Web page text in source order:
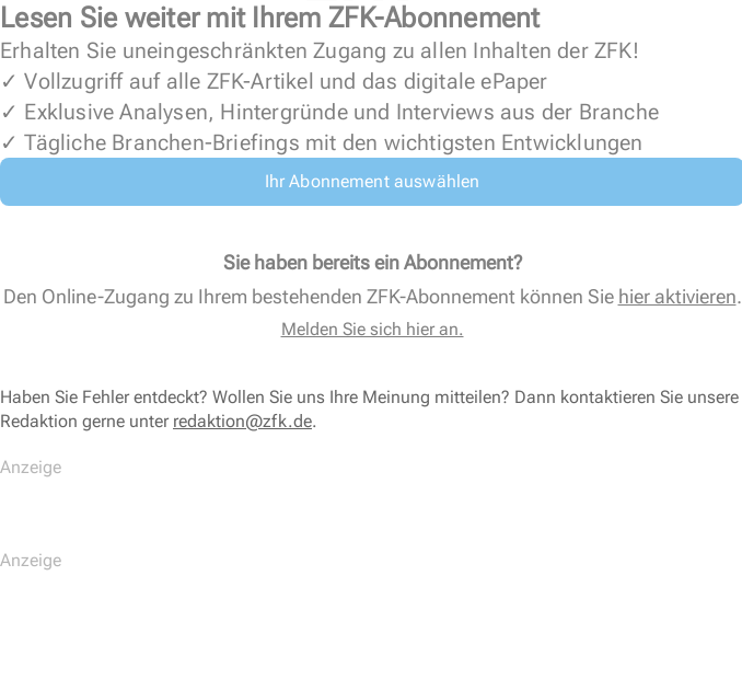
Lesen Sie weiter mit Ihrem ZFK-Abonnement
Erhalten Sie uneingeschränkten Zugang zu allen Inhalten der ZFK!
✓ Vollzugriff auf alle ZFK-Artikel und das digitale ePaper
✓ Exklusive Analysen, Hintergründe und Interviews aus der Branche
✓ Tägliche Branchen-Briefings mit den wichtigsten Entwicklungen
Ihr Abonnement auswählen
Sie haben bereits ein Abonnement?
Den Online-Zugang zu Ihrem bestehenden ZFK-Abonnement können Sie hier aktivieren.
Melden Sie sich hier an.
Haben Sie Fehler entdeckt? Wollen Sie uns Ihre Meinung mitteilen? Dann kontaktieren Sie unsere
Redaktion gerne unter redaktion@zfk.de.